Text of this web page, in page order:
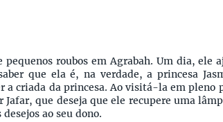
roubos em Agrabah. Um dia, ele
que ela é, na verdade, a princesa
a criada da princesa. Ao visitá-la em pleno
que deseja que ele recupere uma
ao seu dono.